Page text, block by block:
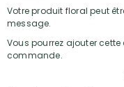
Votre produit floral peut
message.
Vous pourrez ajouter
commande.